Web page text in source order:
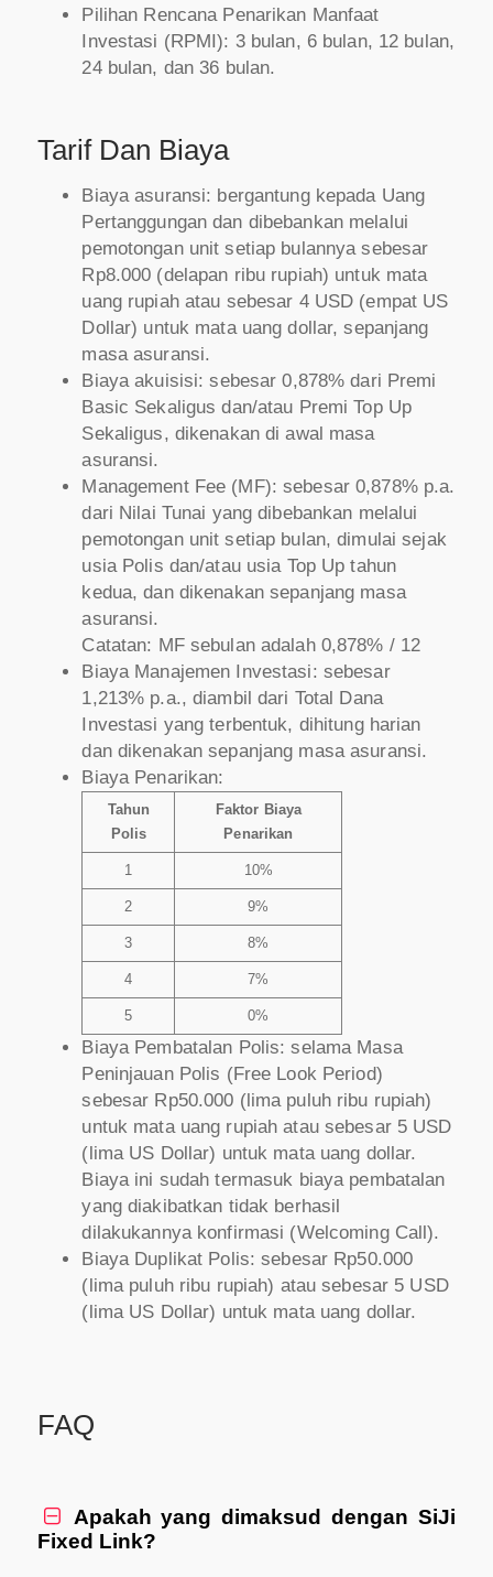
Pilihan Rencana Penarikan Manfaat
Investasi (RPMI): 3 bulan, 6 bulan, 12 bulan,
24 bulan, dan 36 bulan.
Tarif Dan Biaya
Biaya asuransi: bergantung kepada Uang
Pertanggungan dan dibebankan melalui
pemotongan unit setiap bulannya sebesar
Rp8.000 (delapan ribu rupiah) untuk mata
uang rupiah atau sebesar 4 USD (empat US
Dollar) untuk mata uang dollar, sepanjang
masa asuransi.
Biaya akuisisi: sebesar 0,878% dari Premi
Basic Sekaligus dan/atau Premi Top Up
Sekaligus, dikenakan di awal masa
asuransi.
Management Fee (MF): sebesar 0,878% p.a.
dari Nilai Tunai yang dibebankan melalui
pemotongan unit setiap bulan, dimulai sejak
usia Polis dan/atau usia Top Up tahun
kedua, dan dikenakan sepanjang masa
asuransi.
Catatan: MF sebulan adalah 0,878% / 12
Biaya Manajemen Investasi: sebesar
1,213% p.a., diambil dari Total Dana
Investasi yang terbentuk, dihitung harian
dan dikenakan sepanjang masa asuransi.
Biaya Penarikan:
Tahun
Polis
Faktor Biaya
Penarikan
1 10%
2 9%
3 8%
4 7%
5 0%
Biaya Pembatalan Polis: selama Masa
Peninjauan Polis (Free Look Period)
sebesar Rp50.000 (lima puluh ribu rupiah)
untuk mata uang rupiah atau sebesar 5 USD
(lima US Dollar) untuk mata uang dollar.
Biaya ini sudah termasuk biaya pembatalan
yang diakibatkan tidak berhasil
dilakukannya konfirmasi (Welcoming Call).
Biaya Duplikat Polis: sebesar Rp50.000
(lima puluh ribu rupiah) atau sebesar 5 USD
(lima US Dollar) untuk mata uang dollar.
FAQ

Apakah yang dimaksud dengan SiJi
Fixed Link?